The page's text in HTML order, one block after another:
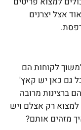
אצל יצרנים
לקוחות הם
גם כאן יש קאץ'
ברצינות מרובה
למצוא רק אצלם ויש
מזהים אותם?